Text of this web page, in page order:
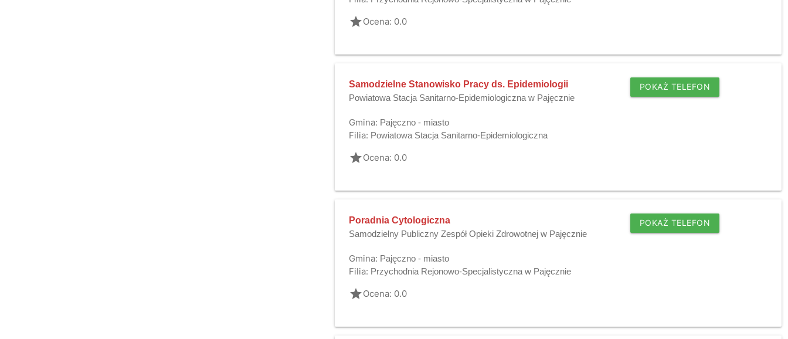
gradeOcena: 0.0
Samodzielne Stanowisko Pracy ds. Epidemiologii
Powiatowa Stacja Sanitarno-Epidemiologiczna w Pajęcznie
POKAŻ TELEFON
Gmina: Pajęczno - miasto
Filia: Powiatowa Stacja Sanitarno-Epidemiologiczna
gradeOcena: 0.0
Poradnia Cytologiczna
Samodzielny Publiczny Zespół Opieki Zdrowotnej w Pajęcznie
POKAŻ TELEFON
Gmina: Pajęczno - miasto
Filia: Przychodnia Rejonowo-Specjalistyczna w Pajęcznie
gradeOcena: 0.0